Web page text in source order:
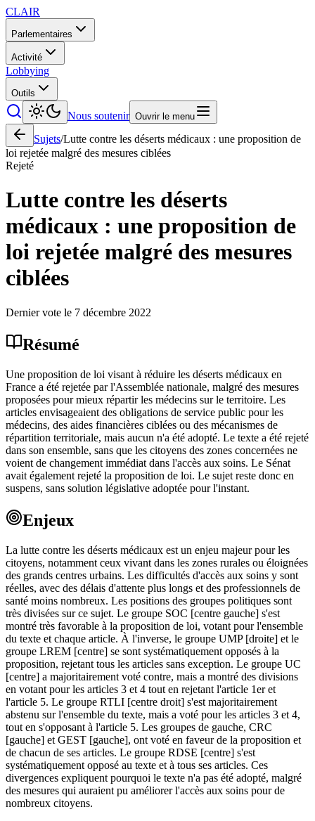
CLAIR
Parlementaires
Activité
Lobbying
Outils
Nous soutenir Ouvrir le menu
Sujets/Lutte contre les déserts médicaux : une proposition de
loi rejetée malgré des mesures ciblées
Rejeté
Lutte contre les déserts
médicaux : une proposition de
loi rejetée malgré des mesures
ciblées
Dernier vote le 7 décembre 2022
Résumé
Une proposition de loi visant à réduire les déserts médicaux en
France a été rejetée par l'Assemblée nationale, malgré des mesures
proposées pour mieux répartir les médecins sur le territoire. Les
articles envisageaient des obligations de service public pour les
médecins, des aides financières ciblées ou des mécanismes de
répartition territoriale, mais aucun n'a été adopté. Le texte a été rejeté
dans son ensemble, sans que les citoyens des zones concernées ne
voient de changement immédiat dans l'accès aux soins. Le Sénat
avait également rejeté la proposition de loi. Le sujet reste donc en
suspens, sans solution législative adoptée pour l'instant.
Enjeux
La lutte contre les déserts médicaux est un enjeu majeur pour les
citoyens, notamment ceux vivant dans les zones rurales ou éloignées
des grands centres urbains. Les difficultés d'accès aux soins y sont
réelles, avec des délais d'attente plus longs et des professionnels de
santé moins nombreux. Les positions des groupes politiques sont
très divisées sur ce sujet. Le groupe SOC [centre gauche] s'est
montré très favorable à la proposition de loi, votant pour l'ensemble
du texte et chaque article. À l'inverse, le groupe UMP [droite] et le
groupe LREM [centre] se sont systématiquement opposés à la
proposition, rejetant tous les articles sans exception. Le groupe UC
[centre] a majoritairement voté contre, mais a montré des divisions
en votant pour les articles 3 et 4 tout en rejetant l'article 1er et
l'article 5. Le groupe RTLI [centre droit] s'est majoritairement
abstenu sur l'ensemble du texte, mais a voté pour les articles 3 et 4,
tout en s'opposant à l'article 5. Les groupes de gauche, CRC
[gauche] et GEST [gauche], ont voté en faveur de la proposition et
de chacun de ses articles. Le groupe RDSE [centre] s'est
systématiquement opposé au texte et à tous ses articles. Ces
divergences expliquent pourquoi le texte n'a pas été adopté, malgré
des mesures qui auraient pu améliorer l'accès aux soins pour de
nombreux citoyens.